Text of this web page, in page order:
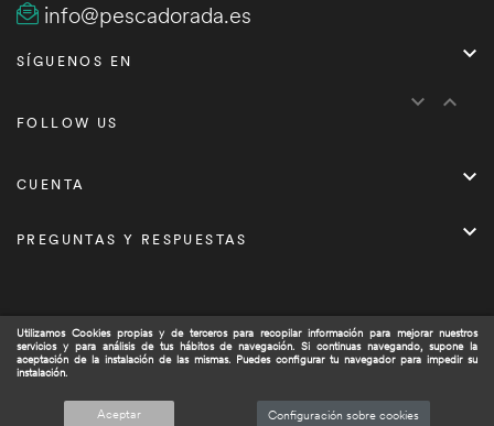
Utilizamos Cookies propias y de terceros para recopilar información para mejorar nuestros
servicios y para análisis de tus hábitos de navegación. Si continuas navegando, supone la
aceptación de la instalación de las mismas. Puedes configurar tu navegador para impedir su
instalación.
Aceptar Configuración sobre cookies
info@pescadorada.es
SÍGUENOS EN 
FOLLOW US
 
CUENTA 
PREGUNTAS Y RESPUESTAS 
Copyright © 2021 Pescadorada.es/. Todos los derechos